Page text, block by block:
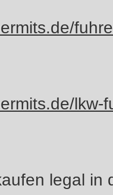
lkw-
legal in